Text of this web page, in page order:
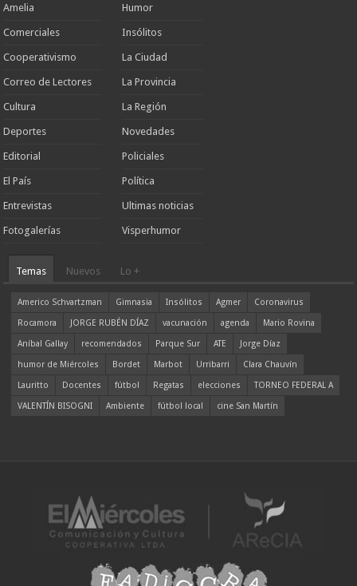
Amelia
Comerciales
Cooperativismo
Correo de Lectores
Cultura
Deportes
Editorial
El País
Entrevistas
Fotogalerías
Humor
Insólitos
La Ciudad
La Provincia
La Región
Novedades
Policiales
Política
Ultimas noticias
Visperhumor
Temas Nuevos Lo +
Americo Schvartzman Gimnasia Insólitos Agmer
Coronavirus
Rocamora
JORGE RUBÉN DÍAZ vacunación agenda
Mario Rovina
Aníbal Gallay
recomendados Parque Sur ATE
Jorge Díaz
humor de Miércoles
Bordet Marbot Urribarri
Clara Chauvín
Lauritto
Docentes fútbol Regatas elecciones
TORNEO FEDERAL A
VALENTÍN BISOGNI
Ambiente fútbol local cine San Martín